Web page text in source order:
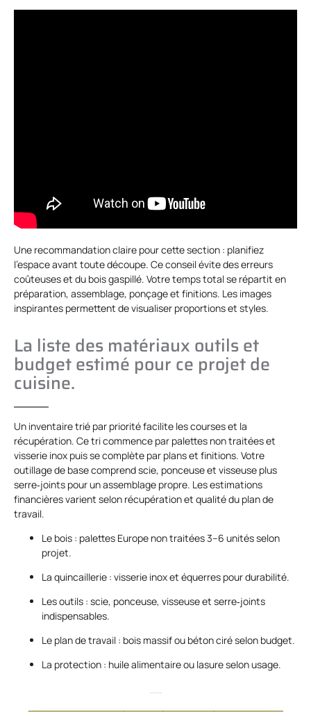
Une recommandation claire pour cette section : planifiez
l’espace avant toute découpe. Ce conseil évite des erreurs
coûteuses et du bois gaspillé. Votre temps total se répartit en
préparation, assemblage, ponçage et finitions. Les images
inspirantes permettent de visualiser proportions et styles.
La liste des matériaux outils et
budget estimé pour ce projet de
cuisine.
Un inventaire trié par priorité facilite les courses et la
récupération. Ce tri commence par palettes non traitées et
visserie inox puis se complète par plans et finitions. Votre
outillage de base comprend scie, ponceuse et visseuse plus
serre‑joints pour un assemblage propre. Les estimations
financières varient selon récupération et qualité du plan de
travail.
Le bois : palettes Europe non traitées 3–6 unités selon
projet.
La quincaillerie : visserie inox et équerres pour durabilité.
Les outils : scie, ponceuse, visseuse et serre‑joints
indispensables.
Le plan de travail : bois massif ou béton ciré selon budget.
La protection : huile alimentaire ou lasure selon usage.